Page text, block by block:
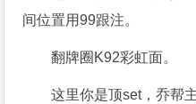
间位置用99跟注。
翻牌圈K92彩虹面。
这里你是顶set，乔帮